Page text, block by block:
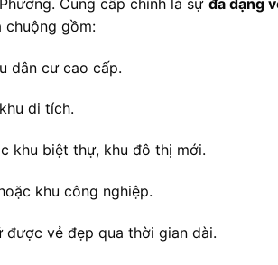
chuộng gồm:
dân cư cao cấp.
khu di tích.
khu biệt thự, khu đô thị mới.
khu công nghiệp.
được vẻ đẹp qua thời gian dài.